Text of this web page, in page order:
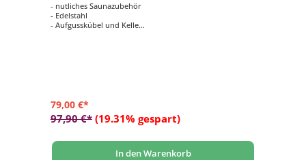
- nutliches Saunazubehör
- Edelstahl
- Aufgusskübel und Kelle
79,00 €*
97,90 €* (19.31% gespart)
In den Warenkorb